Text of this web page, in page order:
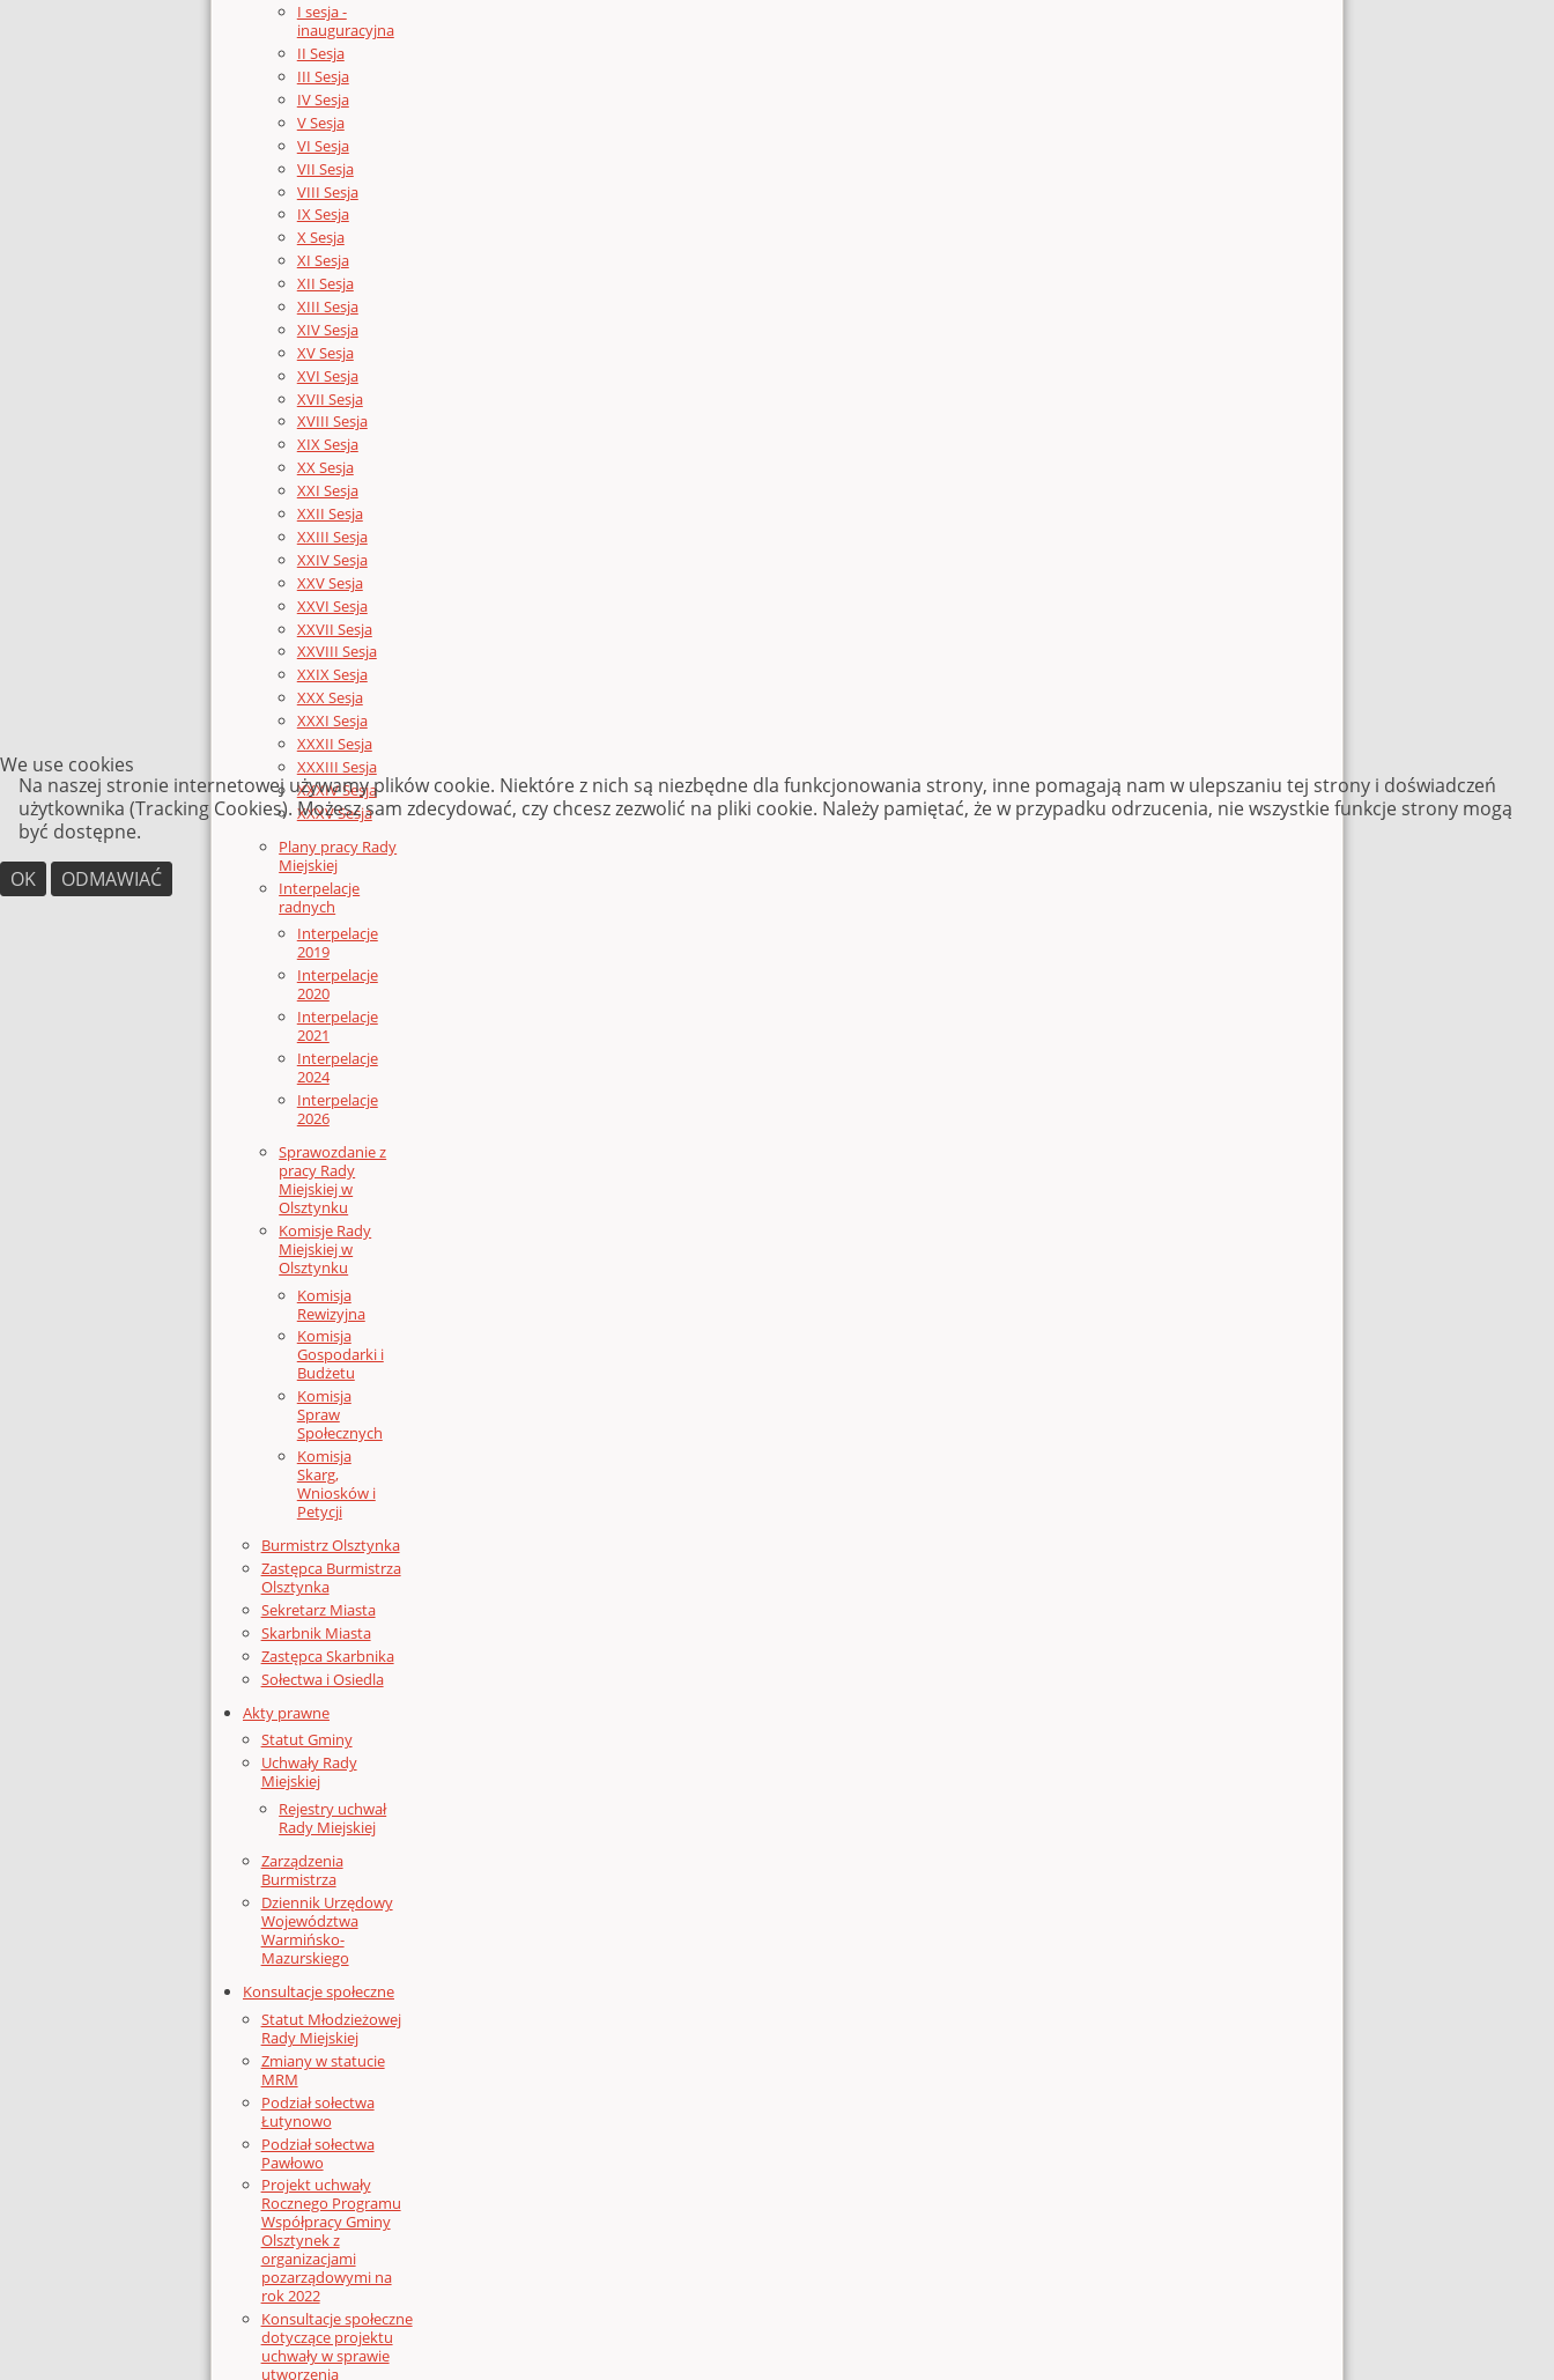
I sesja -
inauguracyjna
II Sesja
III Sesja
IV Sesja
V Sesja
VI Sesja
VII Sesja
VIII Sesja
IX Sesja
X Sesja
XI Sesja
XII Sesja
XIII Sesja
XIV Sesja
XV Sesja
XVI Sesja
XVII Sesja
XVIII Sesja
XIX Sesja
XX Sesja
XXI Sesja
XXII Sesja
XXIII Sesja
XXIV Sesja
XXV Sesja
XXVI Sesja
XXVII Sesja
XXVIII Sesja
XXIX Sesja
XXX Sesja
XXXI Sesja
XXXII Sesja
XXXIII Sesja
XXXIV Sesja
XXXV Sesja
Plany pracy Rady
Miejskiej
Interpelacje
radnych
Interpelacje
2019
Interpelacje
2020
Interpelacje
2021
Interpelacje
2024
Interpelacje
2026
Sprawozdanie z
pracy Rady
Miejskiej w
Olsztynku
Komisje Rady
Miejskiej w
Olsztynku
Komisja
Rewizyjna
Komisja
Gospodarki i
Budżetu
Komisja
Spraw
Społecznych
Komisja
Skarg,
Wniosków i
Petycji
Burmistrz Olsztynka
Zastępca Burmistrza
Olsztynka
Sekretarz Miasta
Skarbnik Miasta
Zastępca Skarbnika
Sołectwa i Osiedla
Akty prawne
Statut Gminy
Uchwały Rady
Miejskiej
Rejestry uchwał
Rady Miejskiej
Zarządzenia
Burmistrza
Dziennik Urzędowy
Województwa
Warmińsko-
Mazurskiego
Konsultacje społeczne
Statut Młodzieżowej
Rady Miejskiej
Zmiany w statucie
MRM
Podział sołectwa
Łutynowo
Podział sołectwa
Pawłowo
Projekt uchwały
Rocznego Programu
Współpracy Gminy
Olsztynek z
organizacjami
pozarządowymi na
rok 2022
Konsultacje społeczne
dotyczące projektu
uchwały w sprawie
utworzenia
We use cookies
Na naszej stronie internetowej używamy plików cookie. Niektóre z nich są niezbędne dla funkcjonowania strony, inne pomagają nam w ulepszaniu tej strony i doświadczeń
użytkownika (Tracking Cookies). Możesz sam zdecydować, czy chcesz zezwolić na pliki cookie. Należy pamiętać, że w przypadku odrzucenia, nie wszystkie funkcje strony mogą
być dostępne.
OK
ODMAWIAĆ